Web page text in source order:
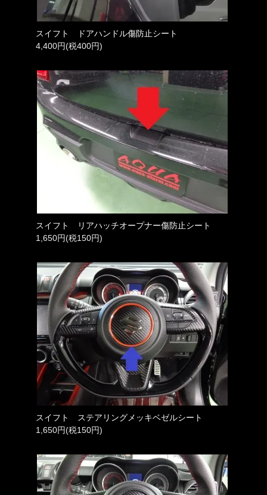
スイフト ドアハンドル傷防止シート
4,400円(税400円)
スイフト リアハッチオープナー傷防止シート
1,650円(税150円)
スイフト ステアリングメッキベゼルシート
1,650円(税150円)